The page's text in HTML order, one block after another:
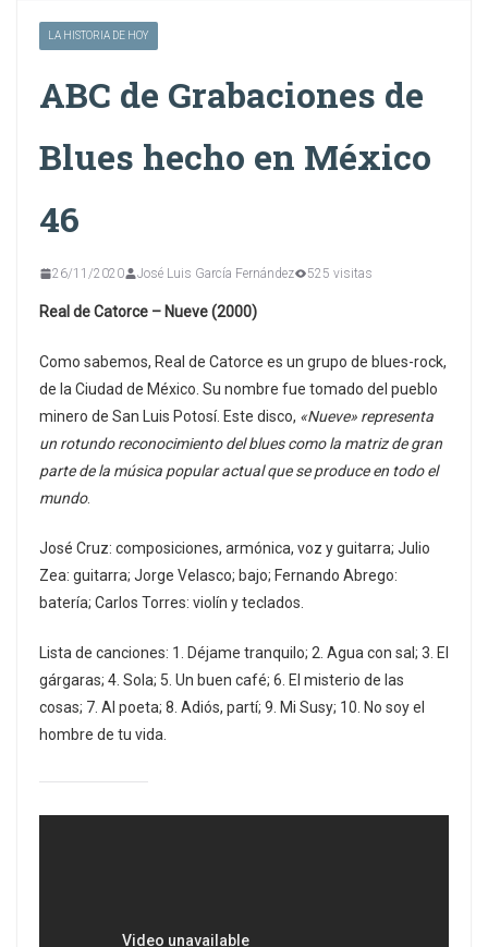
LA HISTORIA DE HOY
ABC de Grabaciones de
Blues hecho en México
46
26/11/2020 José Luis García Fernández 525 visitas
Real de Catorce – Nueve (2000)
Como sabemos, Real de Catorce es un grupo de blues-rock,
de la Ciudad de México. Su nombre fue tomado del pueblo
minero de San Luis Potosí. Este disco, «Nueve» representa
un rotundo reconocimiento del blues como la matriz de gran
parte de la música popular actual que se produce en todo el
mundo.
José Cruz: composiciones, armónica, voz y guitarra; Julio
Zea: guitarra; Jorge Velasco; bajo; Fernando Abrego:
batería; Carlos Torres: violín y teclados.
Lista de canciones: 1. Déjame tranquilo; 2. Agua con sal; 3. El
gárgaras; 4. Sola; 5. Un buen café; 6. El misterio de las
cosas; 7. Al poeta; 8. Adiós, partí; 9. Mi Susy; 10. No soy el
hombre de tu vida.